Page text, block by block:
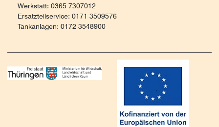
Werkstatt: 0365 7307012
Ersatzteilservice: 0171 3509576
Tankanlagen: 0172 3548900